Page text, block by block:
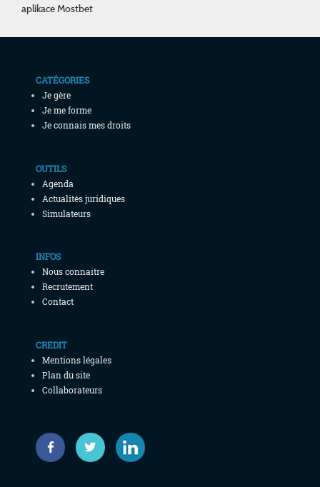
aplikace Mostbet
CATÉGORIES
Je gère
Je me forme
Je connais mes droits
OUTILS
Agenda
Actualités juridiques
Simulateurs
INFOS
Nous connaitre
Recrutement
Contact
CREDIT
Mentions légales
Plan du site
Collaborateurs